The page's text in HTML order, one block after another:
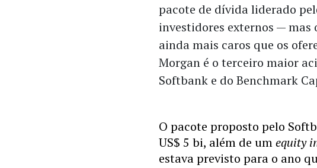
pacote de dívida liderado
investidores externos — mas
ainda mais caros que os
Morgan é o terceiro maior
Softbank e do Benchmark
O pacote proposto pelo
US$ 5 bi, além de um equity
estava previsto para o ano